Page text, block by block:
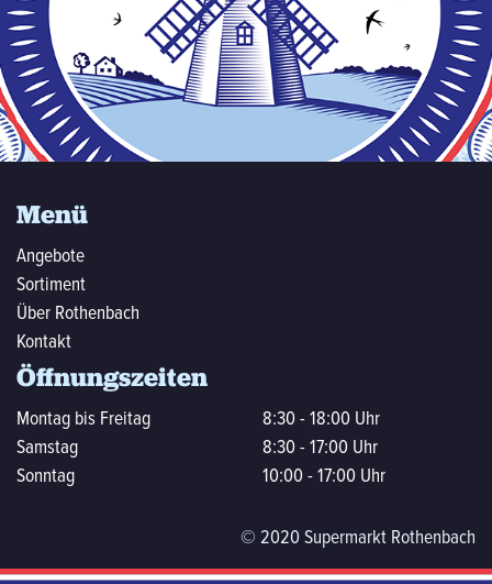
Menü
Angebote
Sortiment
Über Rothenbach
Kontakt
Öffnungszeiten
Montag bis Freitag
8:30 - 18:00 Uhr
Samstag
8:30 - 17:00 Uhr
Sonntag
10:00 - 17:00 Uhr
© 2020 Supermarkt Rothenbach